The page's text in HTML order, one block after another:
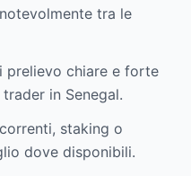
tra le
prelievo chiare e forte
in Senegal.
staking o
dove disponibili.